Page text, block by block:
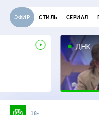
ЭФИР СТИЛЬ СЕРИАЛ
ДНК
18+